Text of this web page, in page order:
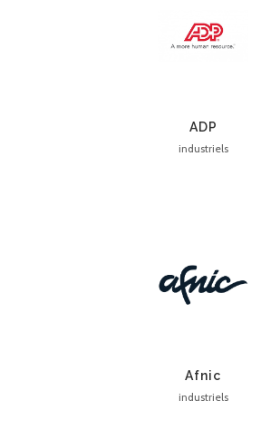
ADP
industriels
Afnic
industriels